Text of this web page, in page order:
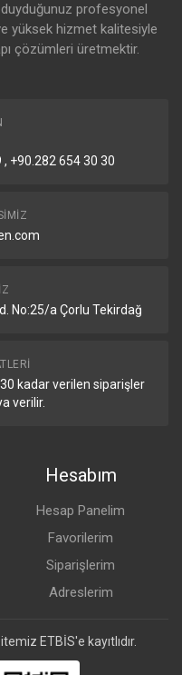
profesyonel
yüksek hizmet kalitesiyle
çözümleri üretmektir.
+90.282 654 30 30
No:25/a Çorlu Tekirdağ
kadar verilen siparişler
verilir.
Hesabım
Hesap Panelim
Favorilerim
Siparişlerim
Adreslerim
ETBİS'e kayıtlıdır.